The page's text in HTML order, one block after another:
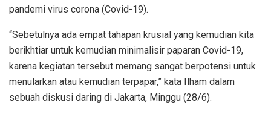
pandemi virus corona (Covid-19).
“Sebetulnya ada empat tahapan krusial yang kemudian kita
berikhtiar untuk kemudian minimalisir paparan Covid-19,
karena kegiatan tersebut memang sangat berpotensi untuk
menularkan atau kemudian terpapar,” kata Ilham dalam
sebuah diskusi daring di Jakarta, Minggu (28/6).